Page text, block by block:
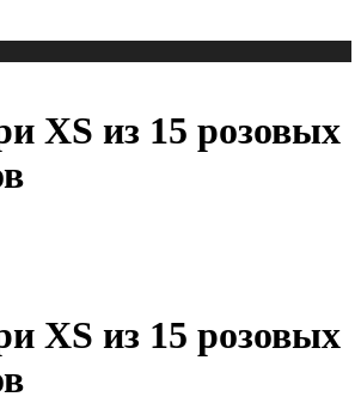
XS из 15 розовых
XS из 15 розовых